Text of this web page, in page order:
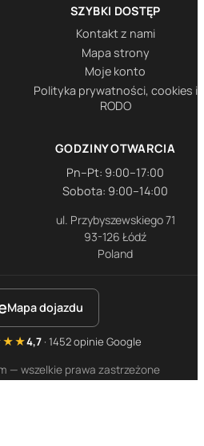
SZYBKI DOSTĘP
Kontakt z nami
Mapa strony
Moje konto
Polityka prywatności, cookies i
RODO
GODZINY OTWARCIA
Pn–Pt: 9:00–17:00
Sobota: 9:00–14:00
ul. Przybyszewskiego 71
93-126 Łódź
Poland
Mapa dojazdu
— wszelkie prawa zastrzeżone
4,7· 1452 opinie Google